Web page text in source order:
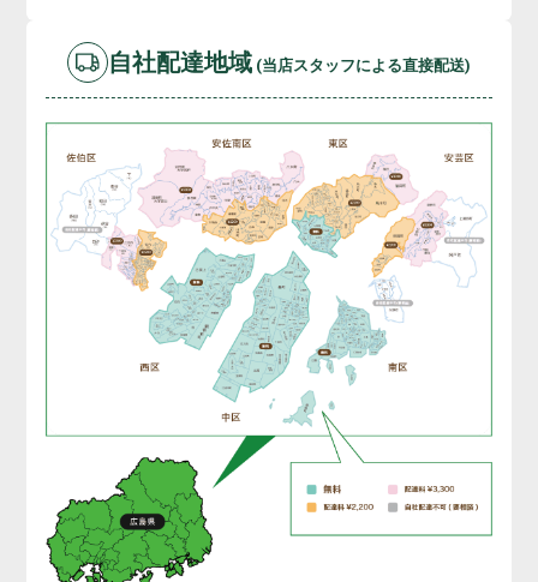
自社配達地域 (当店スタッフによる直接配送)